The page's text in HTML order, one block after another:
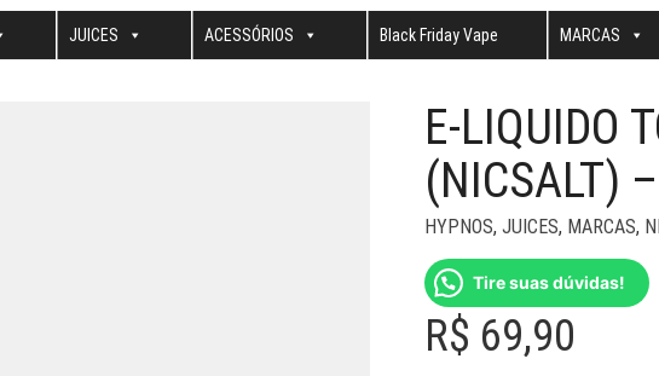
JUICES ACESSÓRIOS Black Friday Vape MARCAS
E-LIQUIDO
(NICSALT)
HYPNOS, JUICES, MARCAS,
Tire suas dúvidas!
R$ 69,90